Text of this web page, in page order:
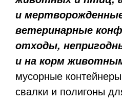
и
ветеринарные
отходы,
и на корм
мусорные
свалки и полигоны